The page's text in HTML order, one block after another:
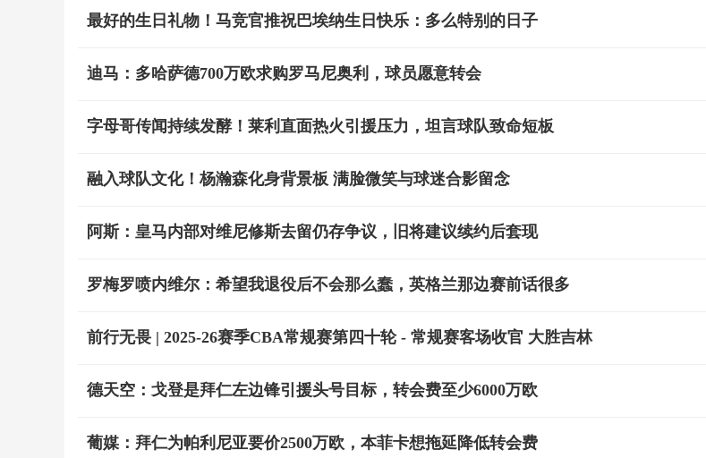
最好的生日礼物！马竞官推祝巴埃纳生日快乐：多么特别的日子
迪马：多哈萨德700万欧求购罗马尼奥利，球员愿意转会
字母哥传闻持续发酵！莱利直面热火引援压力，坦言球队致命短板
融入球队文化！杨瀚森化身背景板 满脸微笑与球迷合影留念
阿斯：皇马内部对维尼修斯去留仍存争议，旧将建议续约后套现
罗梅罗喷内维尔：希望我退役后不会那么蠢，英格兰那边赛前话很多
前行无畏 | 2025-26赛季CBA常规赛第四十轮 - 常规赛客场收官 大胜吉林
德天空：戈登是拜仁左边锋引援头号目标，转会费至少6000万欧
葡媒：拜仁为帕利尼亚要价2500万欧，本菲卡想拖延降低转会费